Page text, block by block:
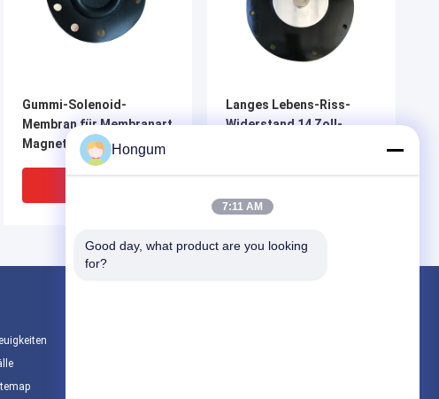
Gummi-Solenoid-
Membran für Membranart
Magnetventile
Langes Lebens-Riss-
Widerstand 14 Zoll-
Hongum
7:11 AM
Good day, what product are you looking
for?